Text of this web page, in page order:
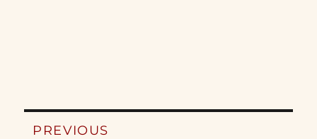
Post
PREVIOUS